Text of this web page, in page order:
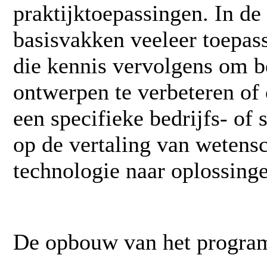
praktijktoepassingen. In
basisvakken veeleer
die kennis vervolgens om
ontwerpen te verbeteren
een specifieke bedrijfs- of
op de vertaling van
technologie naar
De opbouw van het